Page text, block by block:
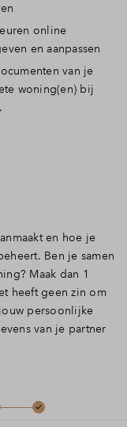
Inloggen
online
en aanpassen
van je
woning(en) bij
en hoe je
Ben je samen
Maak dan 1
heeft geen zin om
persoonlijke
van je partner